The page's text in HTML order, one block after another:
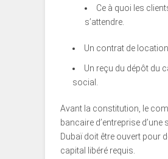
Ce à quoi les
s’attendre.
Un contrat de
Un reçu du dépôt du
social.
Avant la constitution, le
bancaire d’entreprise d’une
Dubaï doit être ouvert pour
capital libéré requis.